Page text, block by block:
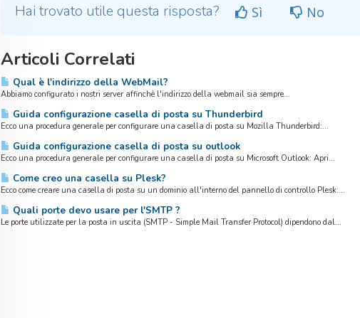
Hai trovato utile questa risposta? Sì No
Articoli Correlati
Qual è l'indirizzo della WebMail?
Abbiamo configurato i nostri server affinchè l'indirizzo della webmail sia sempre...
Guida configurazione casella di posta su Thunderbird
Ecco una procedura generale per configurare una casella di posta su Mozilla Thunderbird:...
Guida configurazione casella di posta su outlook
Ecco una procedura generale per configurare una casella di posta su Microsoft Outlook: Apri...
Come creo una casella su Plesk?
Ecco come creare una casella di posta su un dominio all'interno del pannello di controllo Plesk:...
Quali porte devo usare per l'SMTP ?
Le porte utilizzate per la posta in uscita (SMTP - Simple Mail Transfer Protocol) dipendono dal...